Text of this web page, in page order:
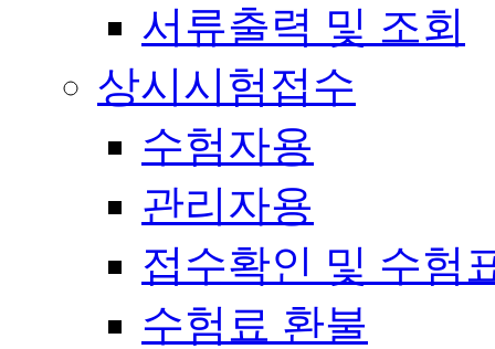
서류출력 및 조회
상시시험접수
수험자용
관리자용
접수확인 및 수험
수험료 환불